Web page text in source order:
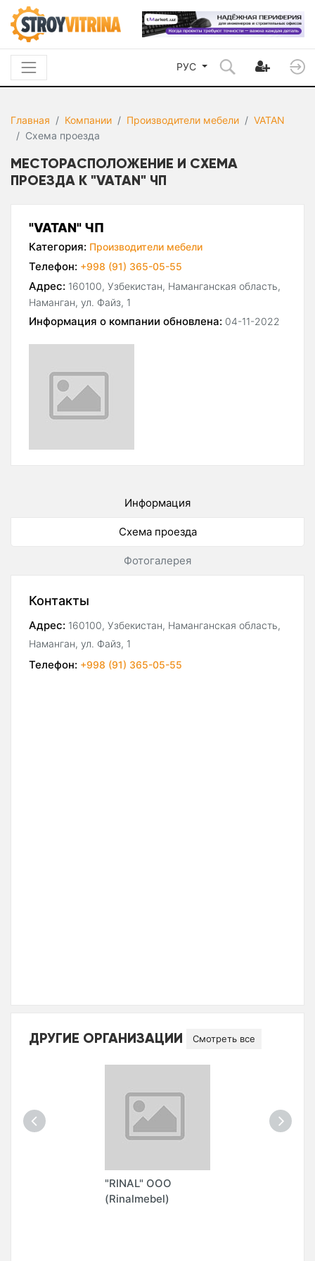
РУС
Главная Компании Производители мебели
VATAN
Схема проезда
МЕСТОРАСПОЛОЖЕНИЕ И СХЕМА
ПРОЕЗДА К "VATAN" ЧП
"VATAN" ЧП
Категория: Производители мебели
Телефон: +998 (91) 365-05-55
Адрес: 160100, Узбекистан, Наманганская область,
Наманган, ул. Файз, 1
Информация о компании обновлена: 04-11-2022
Информация
Схема проезда
Фотогалерея
Контакты
Адрес: 160100, Узбекистан, Наманганская область,
Наманган, ул. Файз, 1
Телефон: +998 (91) 365-05-55
ДРУГИЕ ОРГАНИЗАЦИИ Смотреть все
"RINAL" ООО
(Rinalmebel)